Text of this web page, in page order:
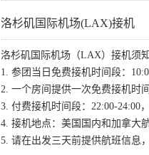
洛杉矶国际机场(LAX)接机
洛杉矶国际机场（LAX）接机须
1. 参团当日免费接机时间段：
2. 一个房间提供一次免费接机时
3. 付费接机时间段：22:00-24:00
4. 接机地点：美国国内和加拿大
5. 请在出发三天前提供航班信息